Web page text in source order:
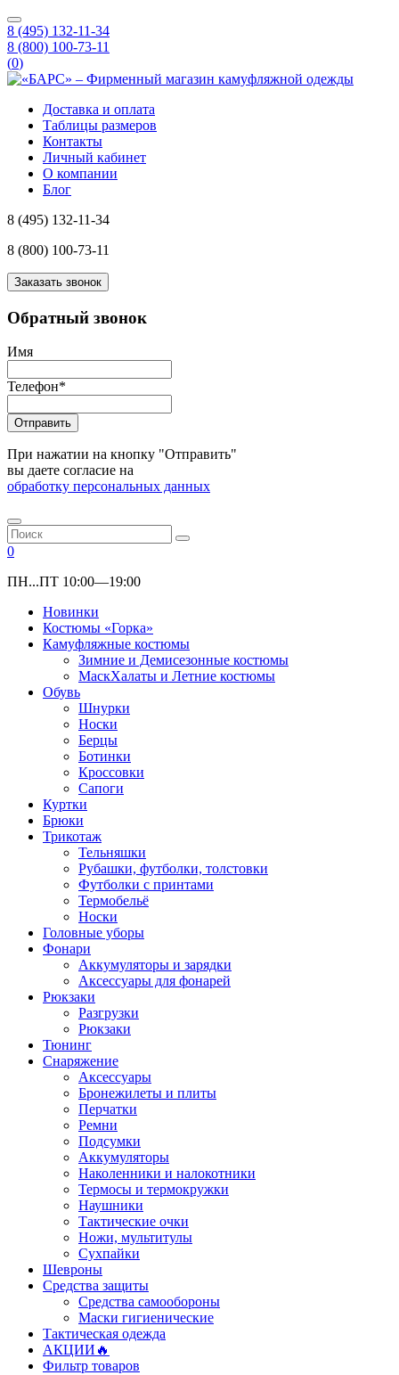
8 (495) 132-11-34
8 (800) 100-73-11
(0)
Доставка и оплата
Таблицы размеров
Контакты
Личный кабинет
О компании
Блог
8 (495) 132-11-34
8 (800) 100-73-11
Заказать звонок
Обратный звонок
Имя
Телефон*
Отправить
При нажатии на кнопку "Отправить"
вы даете согласие на
обработку персональных данных
0
ПН...ПТ 10:00—19:00
Новинки
Костюмы «Горка»
Камуфляжные костюмы
Зимние и Демисезонные костюмы
МаскХалаты и Летние костюмы
Обувь
Шнурки
Носки
Берцы
Ботинки
Кроссовки
Сапоги
Куртки
Брюки
Трикотаж
Тельняшки
Рубашки, футболки, толстовки
Футболки с принтами
Термобельё
Носки
Головные уборы
Фонари
Аккумуляторы и зарядки
Аксессуары для фонарей
Рюкзаки
Разгрузки
Рюкзаки
Тюнинг
Снаряжение
Аксессуары
Бронежилеты и плиты
Перчатки
Ремни
Подсумки
Аккумуляторы
Наколенники и налокотники
Термосы и термокружки
Наушники
Тактические очки
Ножи, мультитулы
Сухпайки
Шевроны
Средства защиты
Средства самообороны
Маски гигиенические
Тактическая одежда
АКЦИИ🔥
Фильтр товаров